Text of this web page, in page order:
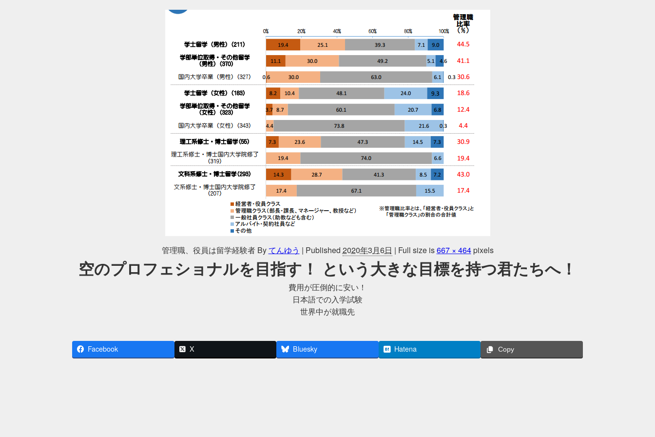
管理職、役員は留学経験者 Byてんゆう | Published 2020年3月6日 | Full size is667 × 464pixels
空のプロフェショナルを目指す！ という大きな目標を持つ君たちへ！
費用が圧倒的に安い！
日本語での入学試験
世界中が就職先
Facebook X Bluesky Hatena Copy